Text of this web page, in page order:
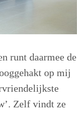
runt daarmee de
op mij
Zelf vindt ze